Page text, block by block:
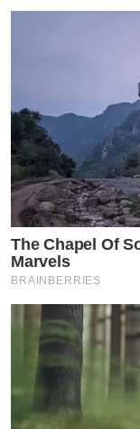
The Chapel Of
Marvels
BRAINBERRIES